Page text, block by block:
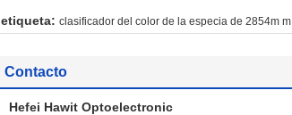
etiqueta: clasificador del color de la especia de 2854m m
Contacto
Hefei Hawit Optoelectronic